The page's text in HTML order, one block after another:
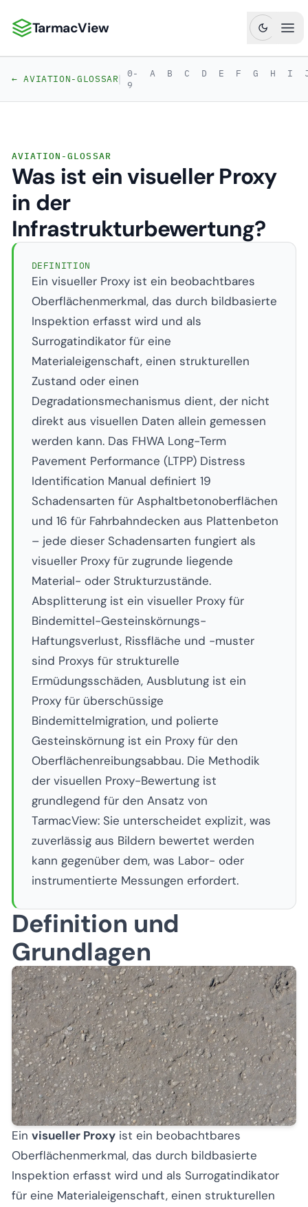
TarmacView: Präzisionsluftfahrtanalytik
TarmacView
← AVIATION-GLOSSAR| 0-
9
A B C D E F G H I
AVIATION-GLOSSAR
Was ist ein visueller Proxy
in der
Infrastrukturbewertung?
DEFINITION
Ein visueller Proxy ist ein beobachtbares
Oberflächenmerkmal, das durch bildbasierte
Inspektion erfasst wird und als
Surrogatindikator für eine
Materialeigenschaft, einen strukturellen
Zustand oder einen
Degradationsmechanismus dient, der nicht
direkt aus visuellen Daten allein gemessen
werden kann. Das FHWA Long-Term
Pavement Performance (LTPP) Distress
Identification Manual definiert 19
Schadensarten für Asphaltbetonoberflächen
und 16 für Fahrbahndecken aus Plattenbeton
– jede dieser Schadensarten fungiert als
visueller Proxy für zugrunde liegende
Material- oder Strukturzustände.
Absplitterung ist ein visueller Proxy für
Bindemittel-Gesteinskörnungs-
Haftungsverlust, Rissfläche und -muster
sind Proxys für strukturelle
Ermüdungsschäden, Ausblutung ist ein
Proxy für überschüssige
Bindemittelmigration, und polierte
Gesteinskörnung ist ein Proxy für den
Oberflächenreibungsabbau. Die Methodik
der visuellen Proxy-Bewertung ist
grundlegend für den Ansatz von
TarmacView: Sie unterscheidet explizit, was
zuverlässig aus Bildern bewertet werden
kann gegenüber dem, was Labor- oder
instrumentierte Messungen erfordert.
Definition und
Grundlagen
Ein visueller Proxy ist ein beobachtbares
Oberflächenmerkmal, das durch bildbasierte
Inspektion erfasst wird und als Surrogatindikator
für eine Materialeigenschaft, einen strukturellen